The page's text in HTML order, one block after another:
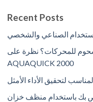
Recent Posts
الصناعي والشخصي
للمحركات؟ نظرة على
AQUAQUICK 2000
لتحقيق الأداء الأمثل
بك باستخدام منظف خزان